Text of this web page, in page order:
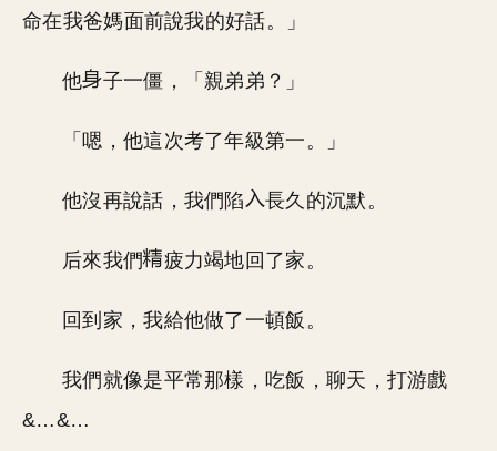
命在我爸媽面前說我的好話。」
他 子一僵，「親弟弟？」
「嗯，他這次考了年級第一。」
他沒再說話，我們陷 長久的沉默。
后來我們 疲力竭地回了家。
回到家，我給他做了一頓飯。
我們就像是平常那樣，吃飯，聊天，打游戲
&…&…